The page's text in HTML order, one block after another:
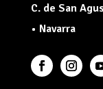
C. de San
• Navarra